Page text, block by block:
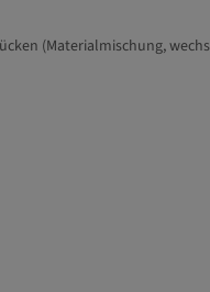
(Materialmischung,